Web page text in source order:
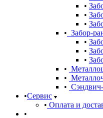
Забор-
Сервис
Оплата и